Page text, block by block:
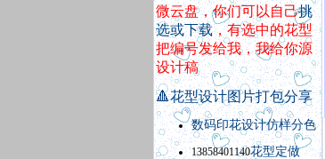
微云盘，你们可以自己挑
选或下载，有选中的花型
把编号发给我，我给你源
设计稿
🔺花型设计图片打包分享
数码印花设计仿样分色
13858401140花型定做